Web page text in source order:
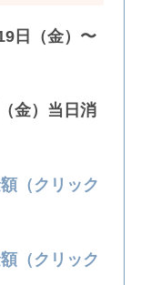
日（金）〜
金）当日消
（クリック
（クリック